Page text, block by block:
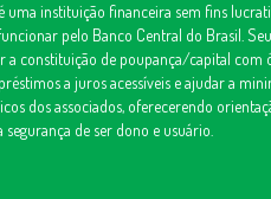
uma instituição financeira sem fins
pelo Banco Central do Brasil.
a constituição de poupança/capital com
a juros acessíveis e ajudar a
dos associados, oferecerendo
segurança de ser dono e usuário.